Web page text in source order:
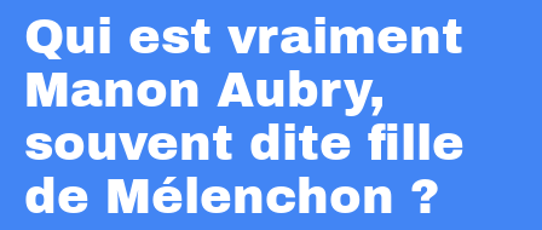
Qui est vraiment
Manon Aubry,
souvent dite fille
de Mélenchon ?